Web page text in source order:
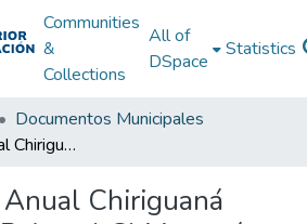
Communities
&
Collections
All of
DSpace
Statistics
Documentos Municipales
Presupuesto Anual Chiriguaná Cesar 2005: P Anual Chiriguaná Cesar 2005
Chiriguaná